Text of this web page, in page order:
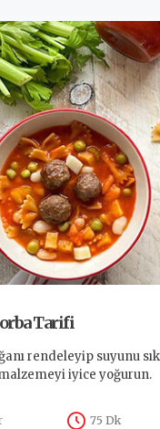
Tarifi
rendeleyip suyunu
iyice yoğurun.
75 Dk